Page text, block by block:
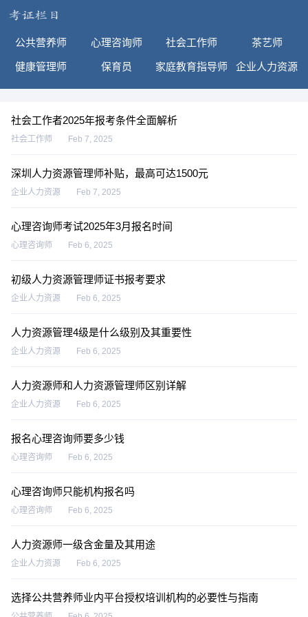
公共营养师 心理咨询师 社会工作师 茶艺师
健康管理师 保育员 家庭教育指导师 企业人力资源
社会工作者2025年报考条件全面解析
社会工作师 Feb 7, 2025
深圳人力资源管理师补贴，最高可达1500元
企业人力资源 Feb 7, 2025
心理咨询师考试2025年3月报名时间
心理咨询师 Feb 6, 2025
初级人力资源管理师证书报考要求
企业人力资源 Feb 6, 2025
人力资源管理4级是什么级别及其重要性
企业人力资源 Feb 6, 2025
人力资源师和人力资源管理师区别详解
企业人力资源 Feb 6, 2025
报名心理咨询师要多少钱
心理咨询师 Feb 6, 2025
心理咨询师只能机构报名吗
心理咨询师 Feb 6, 2025
人力资源师一级含金量及其用途
企业人力资源 Feb 6, 2025
选择公共营养师业内平台授权培训机构的必要性与指南